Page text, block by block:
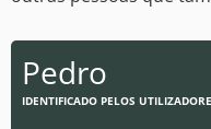
Pedro
IDENTIFICADO PELOS